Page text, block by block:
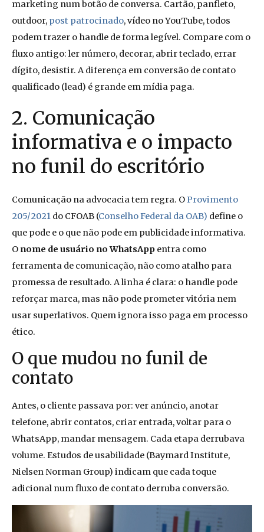
marketing num botão de conversa. Cartão, panfleto,
outdoor, post patrocinado, vídeo no YouTube, todos
podem trazer o handle de forma legível. Compare com o
fluxo antigo: ler número, decorar, abrir teclado, errar
dígito, desistir. A diferença em conversão de contato
qualificado (lead) é grande em mídia paga.
2. Comunicação
informativa e o impacto
no funil do escritório
Comunicação na advocacia tem regra. OProvimento
205/2021 do CFOAB (Conselho Federal da OAB) define o
que pode e o que não pode em publicidade informativa.
O nome de usuário no WhatsApp entra como
ferramenta de comunicação, não como atalho para
promessa de resultado. A linha é clara: o handle pode
reforçar marca, mas não pode prometer vitória nem
usar superlativos. Quem ignora isso paga em processo
ético.
O que mudou no funil de
contato
Antes, o cliente passava por: ver anúncio, anotar
telefone, abrir contatos, criar entrada, voltar para o
WhatsApp, mandar mensagem. Cada etapa derrubava
volume. Estudos de usabilidade (Baymard Institute,
Nielsen Norman Group) indicam que cada toque
adicional num fluxo de contato derruba conversão.